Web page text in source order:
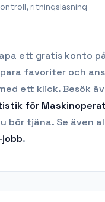
ritningsläsning
ett gratis konto
favoriter och
ett klick. Besök
för
bör tjäna. Se även
jobb.